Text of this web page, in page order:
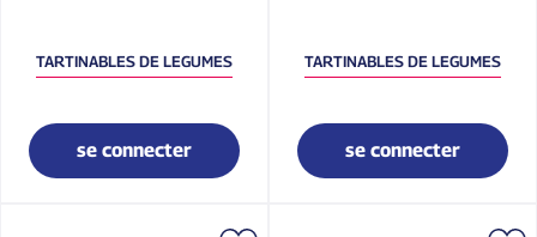
TARTINABLES DE LEGUMES
se connecter
TARTINABLES DE LEGUMES
se connecter